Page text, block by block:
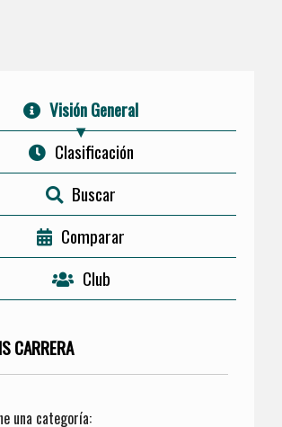
Visión General
Clasificación
Buscar
Comparar
Club
CARRERA
una categoría: